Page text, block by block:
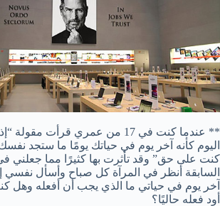
** عندما كنت في 17 من عمري قرأت
اليوم كأنه آخر يوم في حياتك يومًا ما ستجد
السابقة أنظر في المرآة كل صباح وأسأل نفسي
آخر يوم في حياتي ما الذي يجب أن أفعله وهل
أود فعله حاليًا؟